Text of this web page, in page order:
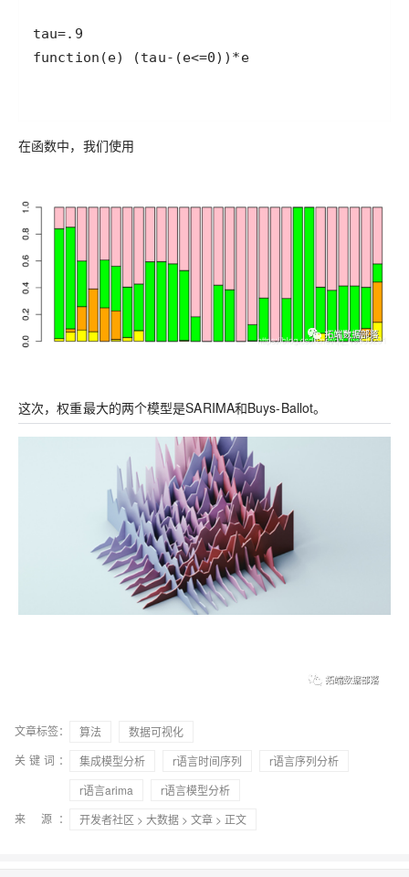
function(e) (tau-(e<=0))*e
在函数中，我们使用
这次，权重最大的两个模型是SARIMA和Buys-Ballot。
文章标签： 算法
数据可视化
关键词：
集成模型分析 r语言时间序列
r语言序列分析
r语言arima
r语言模型分析
来 源：
开发者社区 > 大数据 > 文章 > 正文